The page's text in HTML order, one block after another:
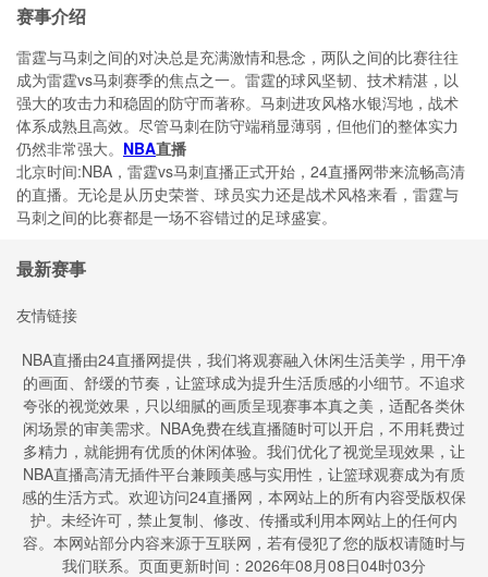
赛事介绍
雷霆与马刺之间的对决总是充满激情和悬念，两队之间的比赛往往
成为雷霆vs马刺赛季的焦点之一。雷霆的球风坚韧、技术精湛，以
强大的攻击力和稳固的防守而著称。马刺进攻风格水银泻地，战术
体系成熟且高效。尽管马刺在防守端稍显薄弱，但他们的整体实力
仍然非常强大。 NBA直播
北京时间:NBA，雷霆vs马刺直播正式开始，24直播网带来流畅高清
的直播。无论是从历史荣誉、球员实力还是战术风格来看，雷霆与
马刺之间的比赛都是一场不容错过的足球盛宴。
最新赛事
友情链接
NBA直播由24直播网提供，我们将观赛融入休闲生活美学，用干净
的画面、舒缓的节奏，让篮球成为提升生活质感的小细节。不追求
夸张的视觉效果，只以细腻的画质呈现赛事本真之美，适配各类休
闲场景的审美需求。NBA免费在线直播随时可以开启，不用耗费过
多精力，就能拥有优质的休闲体验。我们优化了视觉呈现效果，让
NBA直播高清无插件平台兼顾美感与实用性，让篮球观赛成为有质
感的生活方式。欢迎访问24直播网，本网站上的所有内容受版权保
护。未经许可，禁止复制、修改、传播或利用本网站上的任何内
容。本网站部分内容来源于互联网，若有侵犯了您的版权请随时与
我们联系。页面更新时间：2026年08月08日04时03分